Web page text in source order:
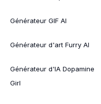
Générateur GIF AI
Générateur d'art Furry AI
Générateur d'IA Dopamine
Girl